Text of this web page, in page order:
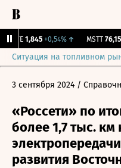
1,845 +0,54%↑ MSTT 76,15
Ситуация на топливном
3 сентября 2024 /
«Россети» по
более 1,7 тыс.
развития